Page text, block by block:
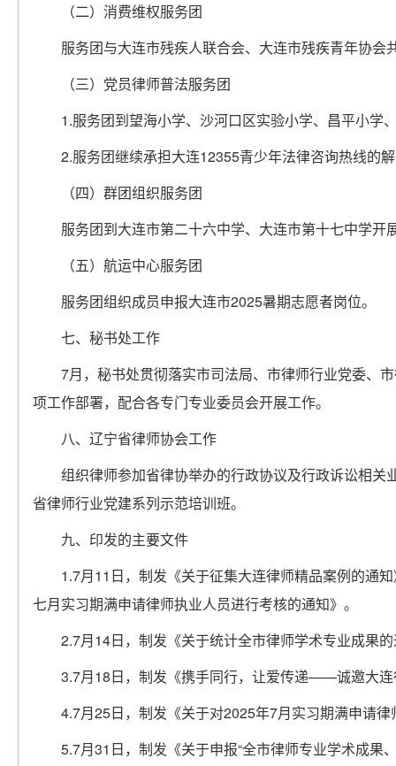
（二）消费维权服务团
服务团与大连市残疾人联合会、大连市残疾青年协会
（三）党员律师普法服务团
1.服务团到望海小学、沙河口区实验小学、昌平小学
2.服务团继续承担大连12355青少年法律咨询热线的
（四）群团组织服务团
服务团到大连市第二十六中学、大连市第十七中学开
（五）航运中心服务团
服务团组织成员申报大连市2025暑期志愿者岗位。
七、秘书处工作
7月，秘书处贯彻落实市司法局、市律师行业党委、
项工作部署，配合各专门专业委员会开展工作。
八、辽宁省律师协会工作
组织律师参加省律协举办的行政协议及行政诉讼相
省律师行业党建系列示范培训班。
九、印发的主要文件
1.7月11日，制发《关于征集大连律师精品案例的通
七月实习期满申请律师执业人员进行考核的通知》。
2.7月14日，制发《关于统计全市律师学术专业成果
3.7月18日，制发《携手同行，让爱传递——诚邀大连
4.7月25日，制发《关于对2025年7月实习期满申请
5.7月31日，制发《关于申报“全市律师专业学术成果